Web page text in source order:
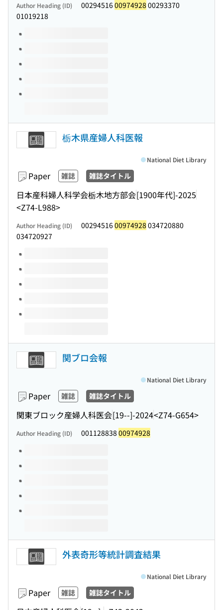
Author Heading (ID) 0029451600974928 00293370
01019218
Volumes of this title
栃木県産婦人科医報
Paper 雑誌 雑誌タイトル
日本産科婦人科学会栃木地方部会[1900年代]-2025
<Z74-L988>
National Diet Library
Author Heading (ID) 0029451600974928 034720880
034720927
Volumes of this title
関ブロ会報
Paper 雑誌 雑誌タイトル
関東ブロック産婦人科医会[19--]-2024<Z74-G654>
National Diet Library
Author Heading (ID) 001128838 00974928
Volumes of this title
外表奇形等統計調査結果
Paper 雑誌 雑誌タイトル
National Diet Library